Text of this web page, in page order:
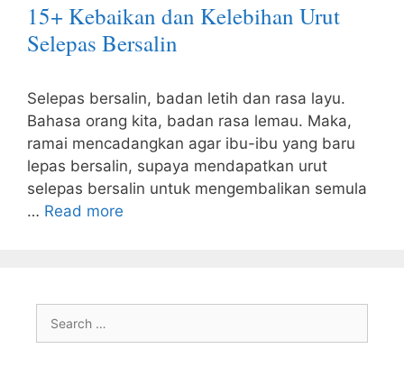
15+ Kebaikan dan Kelebihan Urut
Selepas Bersalin
Selepas bersalin, badan letih dan rasa layu.
Bahasa orang kita, badan rasa lemau. Maka,
ramai mencadangkan agar ibu-ibu yang baru
lepas bersalin, supaya mendapatkan urut
selepas bersalin untuk mengembalikan semula
… Read more
for: